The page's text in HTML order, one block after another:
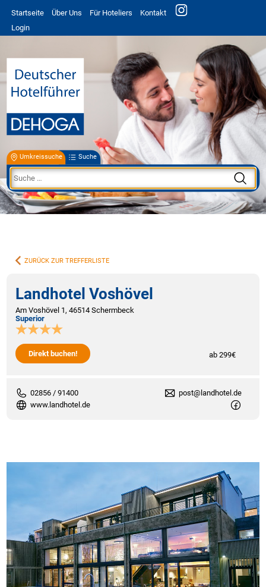
Startseite Über Uns Für Hoteliers
Kontakt
Login
Umkreissuche Suche
ZURÜCK ZUR TREFFERLISTE
Landhotel Voshövel
Am Voshövel 1, 46514 Schermbeck
Superior
Direkt buchen! ab 299€
02856 / 91400
post@landhotel.de
www.landhotel.de